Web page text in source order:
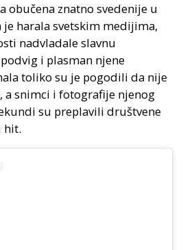
obučena znatno svedenije u
je harala svetskim medijima,
nadvladale slavnu
i plasman njene
toliko su je pogodili da nije
a snimci i fotografije njenog
su preplavili društvene
hit.